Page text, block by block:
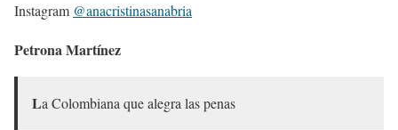
Instagram @anacristinasanabria
Petrona Martínez
La Colombiana que alegra las penas